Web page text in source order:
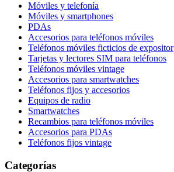
Móviles y telefonía
Móviles y smartphones
PDAs
Accesorios para teléfonos móviles
Teléfonos móviles ficticios de expositor
Tarjetas y lectores SIM para teléfonos
Teléfonos móviles vintage
Accesorios para smartwatches
Teléfonos fijos y accesorios
Equipos de radio
Smartwatches
Recambios para teléfonos móviles
Accesorios para PDAs
Teléfonos fijos vintage
Categorías